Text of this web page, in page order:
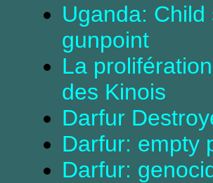
Uganda:
gunpoint
La
des Kinois
Darfur
Darfur: empty
Darfur: